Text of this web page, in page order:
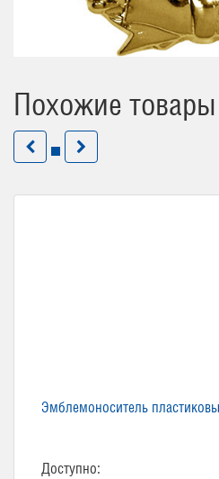
Похожие товары
Эмблемоноситель
Доступно: